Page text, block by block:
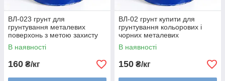
ВЛ-023 грунт для
грунтування металевих
поверхонь з метою захисту
металу
В наявності
160 ₴/кг
ВЛ-02 грунт купити для
грунтування кольорових і
чорних металевих
поверхонь, для захисту
металу
В наявності
150 ₴/кг